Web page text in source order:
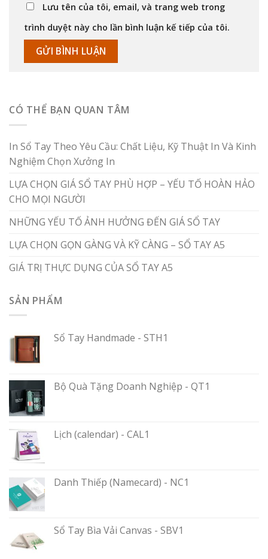
Lưu tên của tôi, email, và trang web trong
trình duyệt này cho lần bình luận kế tiếp của tôi.
CÓ THỂ BẠN QUAN TÂM
In Sổ Tay Theo Yêu Cầu: Chất Liệu, Kỹ Thuật In Và Kinh
Nghiệm Chọn Xưởng In
LỰA CHỌN GIÁ SỔ TAY PHÙ HỢP – YẾU TỐ HOÀN HẢO
CHO MỌI NGƯỜI
NHỮNG YẾU TỐ ẢNH HƯỞNG ĐẾN GIÁ SỔ TAY
LỰA CHỌN GỌN GÀNG VÀ KỸ CÀNG – SỔ TAY A5
GIÁ TRỊ THỰC DỤNG CỦA SỔ TAY A5
SẢN PHẨM
Sổ Tay Handmade - STH1
Bộ Quà Tặng Doanh Nghiệp - QT1
Lịch (calendar) - CAL1
Danh Thiếp (Namecard) - NC1
Sổ Tay Bìa Vải Canvas - SBV1